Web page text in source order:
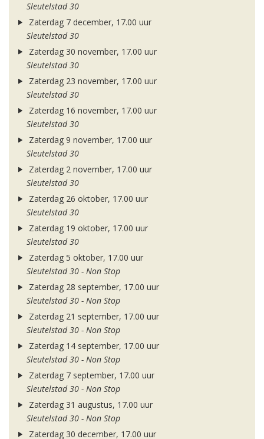
Sleutelstad 30
Zaterdag 7 december, 17.00 uur
Sleutelstad 30
Zaterdag 30 november, 17.00 uur
Sleutelstad 30
Zaterdag 23 november, 17.00 uur
Sleutelstad 30
Zaterdag 16 november, 17.00 uur
Sleutelstad 30
Zaterdag 9 november, 17.00 uur
Sleutelstad 30
Zaterdag 2 november, 17.00 uur
Sleutelstad 30
Zaterdag 26 oktober, 17.00 uur
Sleutelstad 30
Zaterdag 19 oktober, 17.00 uur
Sleutelstad 30
Zaterdag 5 oktober, 17.00 uur
Sleutelstad 30 - Non Stop
Zaterdag 28 september, 17.00 uur
Sleutelstad 30 - Non Stop
Zaterdag 21 september, 17.00 uur
Sleutelstad 30 - Non Stop
Zaterdag 14 september, 17.00 uur
Sleutelstad 30 - Non Stop
Zaterdag 7 september, 17.00 uur
Sleutelstad 30 - Non Stop
Zaterdag 31 augustus, 17.00 uur
Sleutelstad 30 - Non Stop
Zaterdag 30 december, 17.00 uur